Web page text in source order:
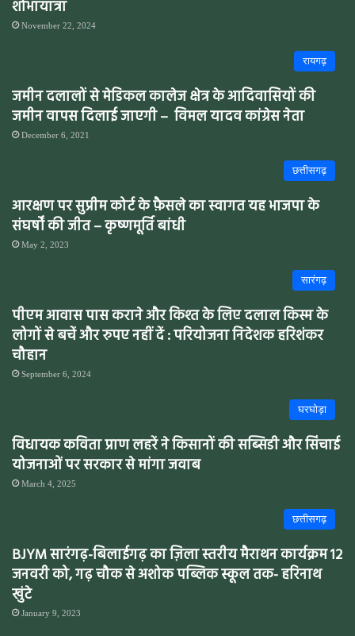
शोभायात्रा
November 22, 2024
रायगढ़
जमीन दलालों से मेडिकल कालेज क्षेत्र के आदिवासियों की
जमीन वापस दिलाई जाएगी – विमल यादव कांग्रेस नेता
December 6, 2021
छत्तीसगढ़
आरक्षण पर सुप्रीम कोर्ट के फ़ैसले का स्वागत यह भाजपा के
संघर्षों की जीत – कृष्णमूर्ति बांधी
May 2, 2023
सारंगढ़
पीएम आवास पास कराने और किश्त के लिए दलाल किस्म के
लोगों से बचें और रुपए नहीं दें : परियोजना निदेशक हरिशंकर
चौहान
September 6, 2024
घरघोड़ा
विधायक कविता प्राण लहरें ने किसानों की सब्सिडी और सिंचाई
योजनाओं पर सरकार से मांगा जवाब
March 4, 2025
छत्तीसगढ़
BJYM सारंगढ़-बिलाईगढ़ का ज़िला स्तरीय मैराथन कार्यक्रम 12
जनवरी को, गढ़ चौक से अशोक पब्लिक स्कूल तक- हरिनाथ
खुंटे
January 9, 2023